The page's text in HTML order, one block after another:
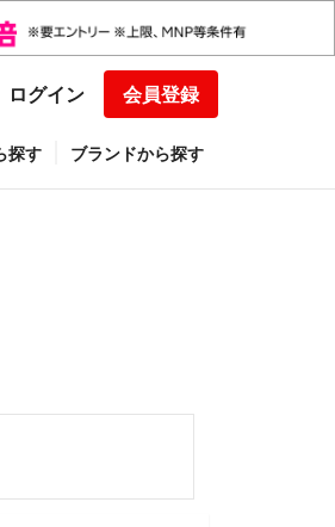
ログイン 会員登録
探す ブランドから探す